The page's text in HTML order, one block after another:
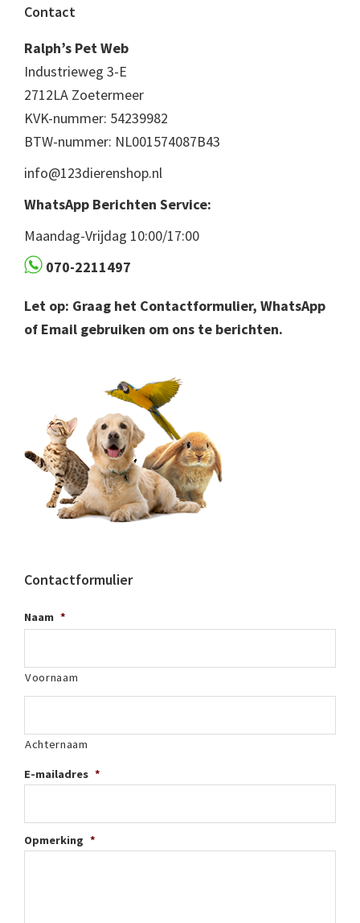
Footer
Contact
Ralph’s Pet Web
Industrieweg 3-E
2712LA Zoetermeer
KVK-nummer: 54239982
BTW-nummer: NL001574087B43
info@123dierenshop.nl
WhatsApp Berichten Service:
Maandag-Vrijdag 10:00/17:00
070-2211497
Let op: Graag het Contactformulier, WhatsApp
of Email gebruiken om ons te berichten.
Contactformulier
Naam *
Voornaam
Achternaam
E-mailadres *
Opmerking *